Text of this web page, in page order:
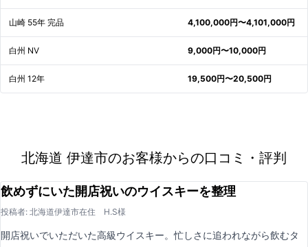
山崎 55年 完品 4,100,000円〜4,101,000円
白州 NV 9,000円〜10,000円
白州 12年 19,500円〜20,500円
北海道 伊達市のお客様からの口コミ・評判
飲めずにいた開店祝いのウイスキーを整理
投稿者: 北海道伊達市在住 H.S様
開店祝いでいただいた高級ウイスキー。忙しさに追われながら飲むタ